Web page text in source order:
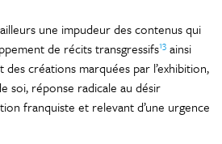
une impudeur des contenus qui
de récits transgressifs13 ainsi
créations marquées par l’exhibition,
soi, réponse radicale au désir
franquiste et relevant d’une urgence